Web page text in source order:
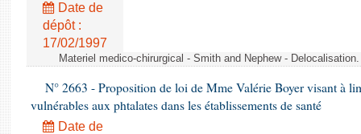
Date de
dépôt :
17/02/1997
Materiel medico-chirurgical - Smith and Nephew -
N° 2663 - Proposition de loi de Mme Valérie Boyer visant à
vulnérables aux phtalates dans les établissements de santé
Date de